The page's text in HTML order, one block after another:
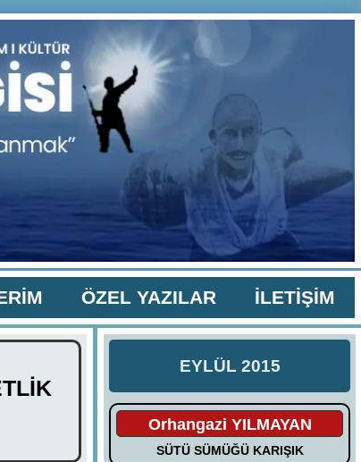
ÖZEL YAZILAR İLETİŞİM
EYLÜL 2015
Orhangazi YILMAYAN
SÜTÜ SÜMÜĞÜ KARIŞIK